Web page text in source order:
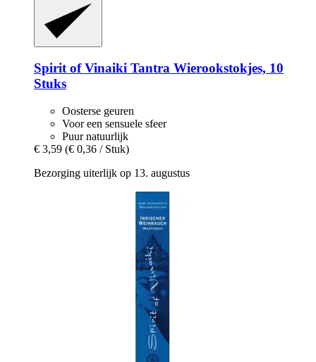
Spirit of Vinaiki Tantra Wierookstokjes, 10
Stuks
Oosterse geuren
Voor een sensuele sfeer
Puur natuurlijk
€ 3,59 (€ 0,36 / Stuk)
Bezorging uiterlijk op 13. augustus